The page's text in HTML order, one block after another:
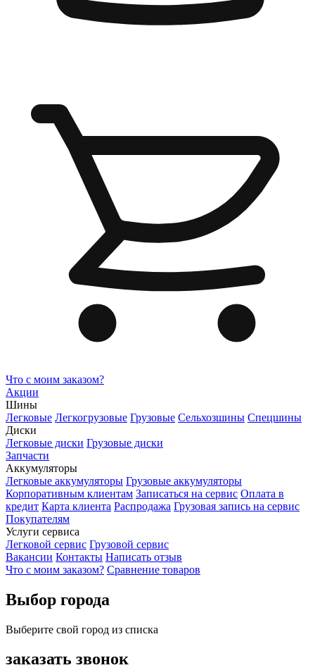
Что с моим заказом?
Акции
Шины
Легковые Легкогрузовые Грузовые Сельхозшины Спецшины
Диски
Легковые диски Грузовые диски
Запчасти
Аккумуляторы
Легковые аккумуляторы Грузовые аккумуляторы
Корпоративным клиентам Записаться на сервис Оплата в
кредит Карта клиента Распродажа Грузовая запись на сервис
Покупателям
Услуги сервиса
Легковой сервис Грузовой сервис
Вакансии Контакты Написать отзыв
Что с моим заказом? Сравнение товаров
Выбор города
Выберите свой город из списка
заказать звонок